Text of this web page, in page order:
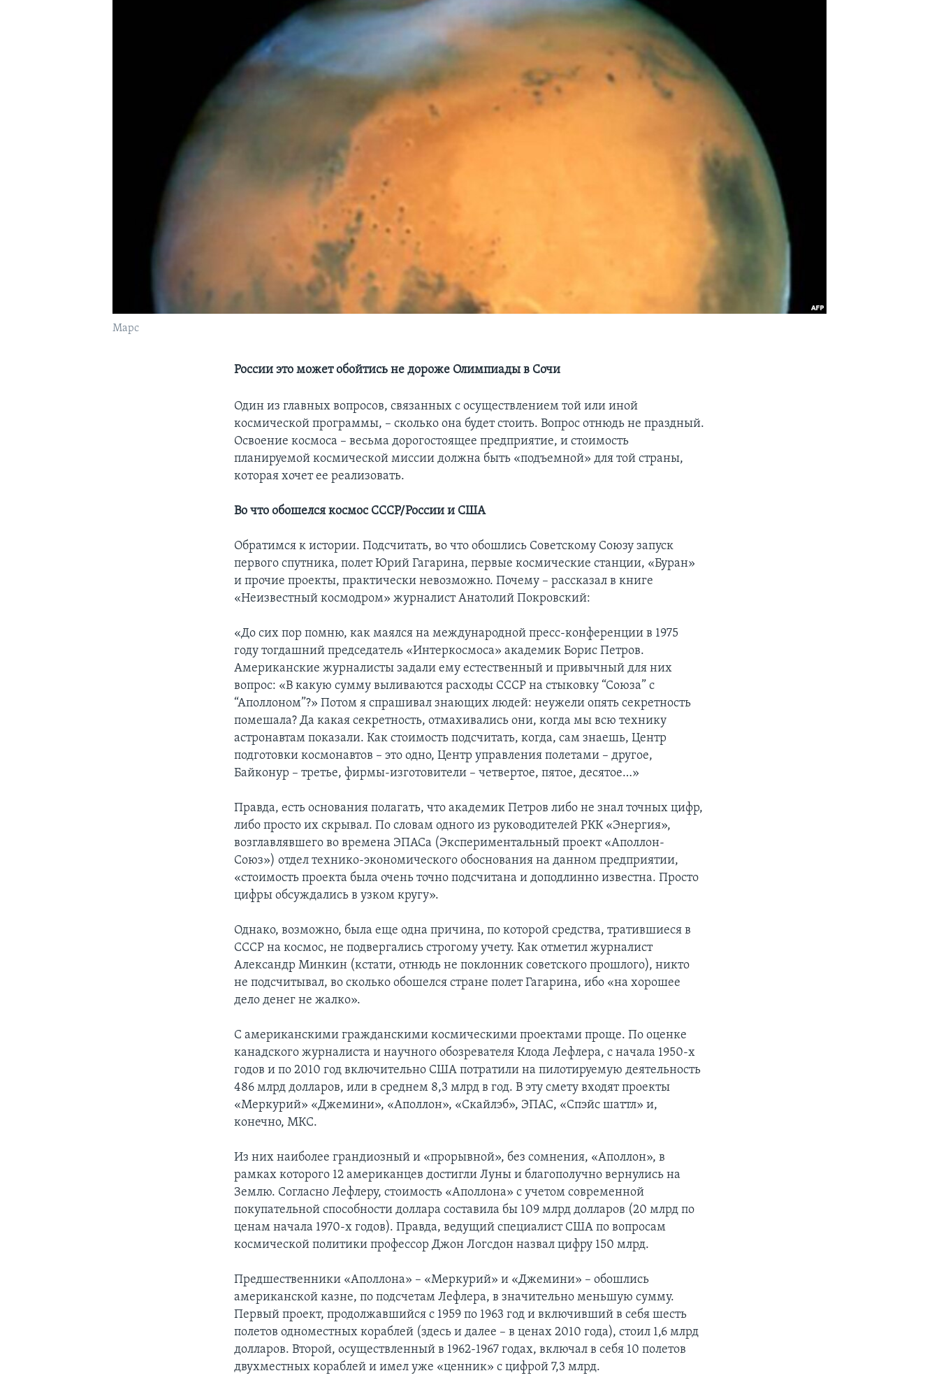
Марс
России это может обойтись не дороже Олимпиады в Сочи
Один из главных вопросов, связанных с осуществлением той или иной
космической программы, – сколько она будет стоить. Вопрос отнюдь не праздный.
Освоение космоса – весьма дорогостоящее предприятие, и стоимость
планируемой космической миссии должна быть «подъемной» для той страны,
которая хочет ее реализовать.
Во что обошелся космос СССР/России и США
Обратимся к истории. Подсчитать, во что обошлись Советскому Союзу запуск
первого спутника, полет Юрий Гагарина, первые космические станции, «Буран»
и прочие проекты, практически невозможно. Почему – рассказал в книге
«Неизвестный космодром» журналист Анатолий Покровский:
«До сих пор помню, как маялся на международной пресс-конференции в 1975
году тогдашний председатель «Интеркосмоса» академик Борис Петров.
Американские журналисты задали ему естественный и привычный для них
вопрос: «В какую сумму выливаются расходы СССР на стыковку “Союза” с
“Аполлоном”?» Потом я спрашивал знающих людей: неужели опять секретность
помешала? Да какая секретность, отмахивались они, когда мы всю технику
астронавтам показали. Как стоимость подсчитать, когда, сам знаешь, Центр
подготовки космонавтов – это одно, Центр управления полетами – другое,
Байконур – третье, фирмы-изготовители – четвертое, пятое, десятое…»
Правда, есть основания полагать, что академик Петров либо не знал точных цифр,
либо просто их скрывал. По словам одного из руководителей РКК «Энергия»,
возглавлявшего во времена ЭПАСа (Экспериментальный проект «Аполлон-
Союз») отдел технико-экономического обоснования на данном предприятии,
«стоимость проекта была очень точно подсчитана и доподлинно известна. Просто
цифры обсуждались в узком кругу».
Однако, возможно, была еще одна причина, по которой средства, тратившиеся в
СССР на космос, не подвергались строгому учету. Как отметил журналист
Александр Минкин (кстати, отнюдь не поклонник советского прошлого), никто
не подсчитывал, во сколько обошелся стране полет Гагарина, ибо «на хорошее
дело денег не жалко».
С американскими гражданскими космическими проектами проще. По оценке
канадского журналиста и научного обозревателя Клода Лефлера, с начала 1950-х
годов и по 2010 год включительно США потратили на пилотируемую деятельность
486 млрд долларов, или в среднем 8,3 млрд в год. В эту смету входят проекты
«Меркурий» «Джемини», «Аполлон», «Скайлэб», ЭПАС, «Спэйс шаттл» и,
конечно, МКС.
Из них наиболее грандиозный и «прорывной», без сомнения, «Аполлон», в
рамках которого 12 американцев достигли Луны и благополучно вернулись на
Землю. Согласно Лефлеру, стоимость «Аполлона» с учетом современной
покупательной способности доллара составила бы 109 млрд долларов (20 млрд по
ценам начала 1970-х годов). Правда, ведущий специалист США по вопросам
космической политики профессор Джон Логсдон назвал цифру 150 млрд.
Предшественники «Аполлона» – «Меркурий» и «Джемини» – обошлись
американской казне, по подсчетам Лефлера, в значительно меньшую сумму.
Первый проект, продолжавшийся с 1959 по 1963 год и включивший в себя шесть
полетов одноместных кораблей (здесь и далее – в ценах 2010 года), стоил 1,6 млрд
долларов. Второй, осуществленный в 1962-1967 годах, включал в себя 10 полетов
двухместных кораблей и имел уже «ценник» с цифрой 7,3 млрд.